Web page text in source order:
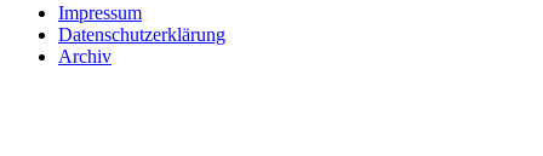
Impressum
Datenschutzerklärung
Archiv